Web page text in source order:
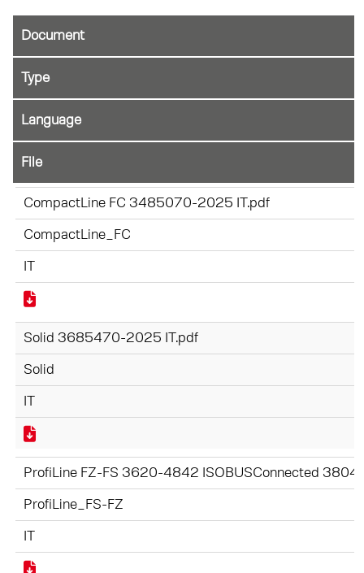
Document
File
CompactLine FC 3485070-2025 IT.pdf
CompactLine_FC
IT
Solid 3685470-2025 IT.pdf
Solid
IT
ProfiLine FZ-FS 3620-4842 ISOBUSConnected
ProfiLine_FS-FZ
IT